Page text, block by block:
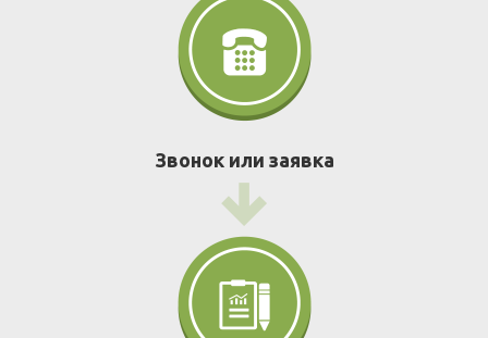
Звонок или заявка